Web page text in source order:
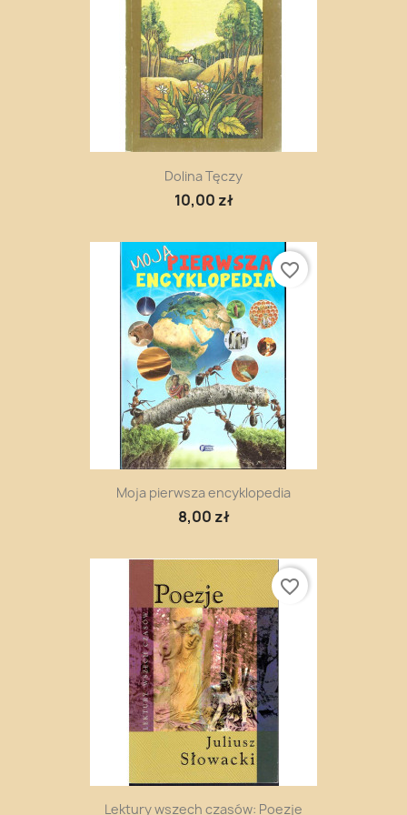
Dolina Tęczy
10,00 zł
Moja pierwsza encyklopedia
8,00 zł
favorite_border
Lektury wszech czasów: Poezje
favorite_border